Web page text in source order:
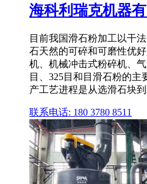
海科利瑞克机器有
目前我国滑石粉加工以干
石天然的可碎和可磨性优
机、机械冲击式粉碎机、
目、325目和目滑石粉的
产工艺进程是从选滑石块
联系电话: 180 3780 8511